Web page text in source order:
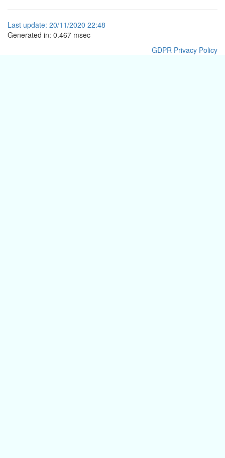
Last update: 20/11/2020 22:48
Generated in: 0.467 msec
GDPR Privacy Policy